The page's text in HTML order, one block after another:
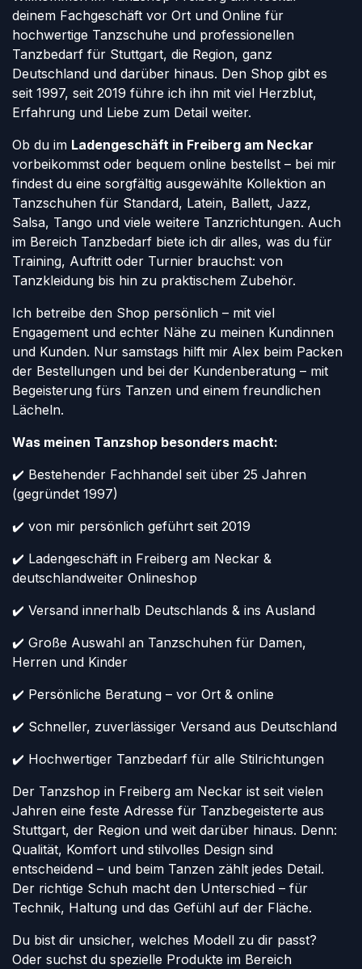
deinem Fachgeschäft vor Ort und Online für
hochwertige Tanzschuhe und professionellen
Tanzbedarf für Stuttgart, die Region, ganz
Deutschland und darüber hinaus. Den Shop gibt es
seit 1997, seit 2019 führe ich ihn mit viel Herzblut,
Erfahrung und Liebe zum Detail weiter.
Ob du im Ladengeschäft in Freiberg am Neckar
vorbeikommst oder bequem online bestellst – bei mir
findest du eine sorgfältig ausgewählte Kollektion an
Tanzschuhen für Standard, Latein, Ballett, Jazz,
Salsa, Tango und viele weitere Tanzrichtungen. Auch
im Bereich Tanzbedarf biete ich dir alles, was du für
Training, Auftritt oder Turnier brauchst: von
Tanzkleidung bis hin zu praktischem Zubehör.
Ich betreibe den Shop persönlich – mit viel
Engagement und echter Nähe zu meinen Kundinnen
und Kunden. Nur samstags hilft mir Alex beim Packen
der Bestellungen und bei der Kundenberatung – mit
Begeisterung fürs Tanzen und einem freundlichen
Lächeln.
Was meinen Tanzshop besonders macht:
✔️ Bestehender Fachhandel seit über 25 Jahren
(gegründet 1997)
✔️ von mir persönlich geführt seit 2019
✔️ Ladengeschäft in Freiberg am Neckar &
deutschlandweiter Onlineshop
✔️ Versand innerhalb Deutschlands & ins Ausland
✔️ Große Auswahl an Tanzschuhen für Damen,
Herren und Kinder
✔️ Persönliche Beratung – vor Ort & online
✔️ Schneller, zuverlässiger Versand aus Deutschland
✔️ Hochwertiger Tanzbedarf für alle Stilrichtungen
Der Tanzshop in Freiberg am Neckar ist seit vielen
Jahren eine feste Adresse für Tanzbegeisterte aus
Stuttgart, der Region und weit darüber hinaus. Denn:
Qualität, Komfort und stilvolles Design sind
entscheidend – und beim Tanzen zählt jedes Detail.
Der richtige Schuh macht den Unterschied – für
Technik, Haltung und das Gefühl auf der Fläche.
Du bist dir unsicher, welches Modell zu dir passt?
Oder suchst du spezielle Produkte im Bereich